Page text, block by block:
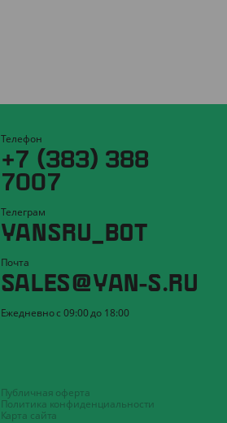
Телефон
+7 (383) 388
7007
Телеграм
YANSRU_BOT
Почта
SALES@YAN-S.RU
Ежедневно с 09:00 до 18:00
Публичная оферта
Политика конфиденциальности
Карта сайта